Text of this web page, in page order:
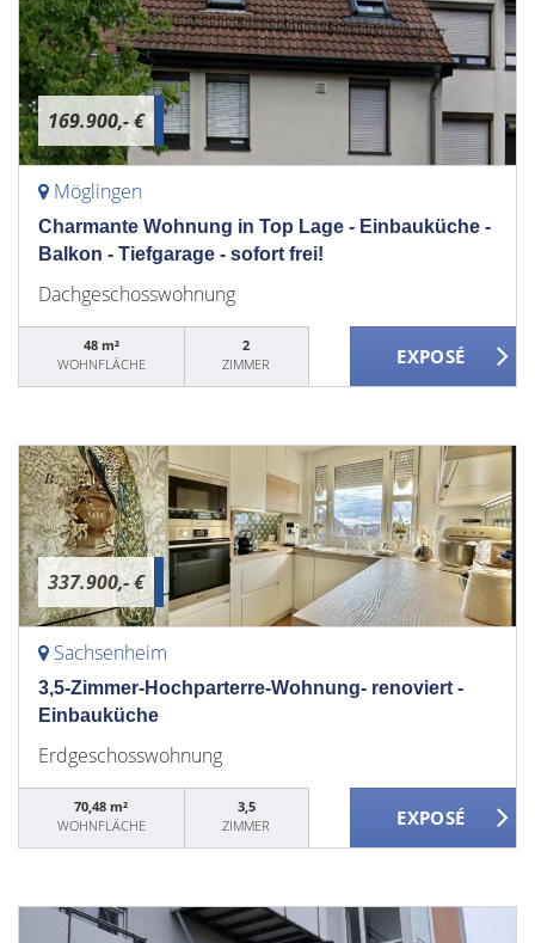
169.900,- €
Möglingen
Charmante Wohnung in Top Lage - Einbauküche -
Balkon - Tiefgarage - sofort frei!
Dachgeschosswohnung
48 m²
WOHNFLÄCHE
2
ZIMMER
337.900,- €
Sachsenheim
3,5-Zimmer-Hochparterre-Wohnung- renoviert -
Einbauküche
Erdgeschosswohnung
70,48 m²
WOHNFLÄCHE
3,5
ZIMMER